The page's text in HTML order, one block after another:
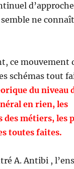
ne
ce mouvement
schémas tout
du niveau
en rien, les
métiers, les
toutes faites.
A. Antibi ,